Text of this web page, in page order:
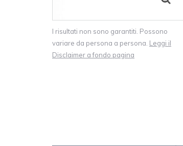
I risultati non sono garantiti. Possono
variare da persona a persona. Leggi il
Disclaimer a fondo pagina